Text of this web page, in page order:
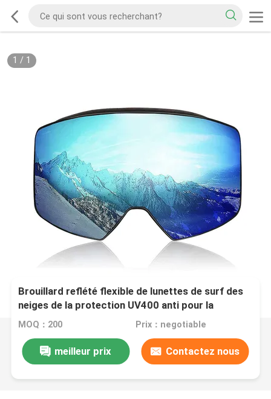
1 / 1
Brouillard reflété flexible de lunettes de surf des
neiges de la protection UV400 anti pour la
jeunesse
MOQ：200 Prix：negotiable
meilleur prix Contactez nous